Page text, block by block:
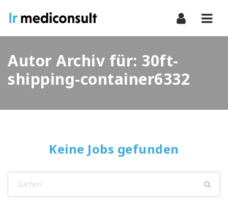
Autor Archiv für: 30ft-
shipping-container6332
Keine Jobs gefunden